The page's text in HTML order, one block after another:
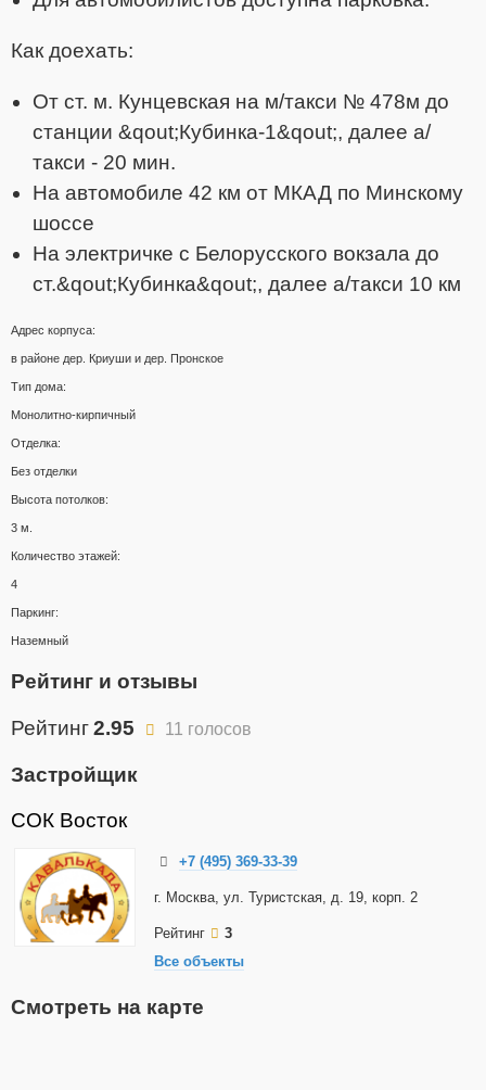
Как доехать:
От ст. м. Кунцевская на м/такси № 478м до
станции &qout;Кубинка-1&qout;, далее а/
такси - 20 мин.
На автомобиле 42 км от МКАД по Минскому
шоссе
На электричке с Белорусского вокзала до
ст.&qout;Кубинка&qout;, далее а/такси 10 км
Адрес корпуса:
в районе дер. Криуши и дер. Пронское
Тип дома:
Монолитно-кирпичный
Отделка:
Без отделки
Высота потолков:
3 м.
Количество этажей:
4
Паркинг:
Наземный
Рейтинг и отзывы
Рейтинг2.95 11 голосов
Застройщик
СОК Восток
+7 (495) 369-33-39
г. Москва, ул. Туристская, д. 19, корп. 2
Рейтинг
3
Все объекты
Смотреть на карте